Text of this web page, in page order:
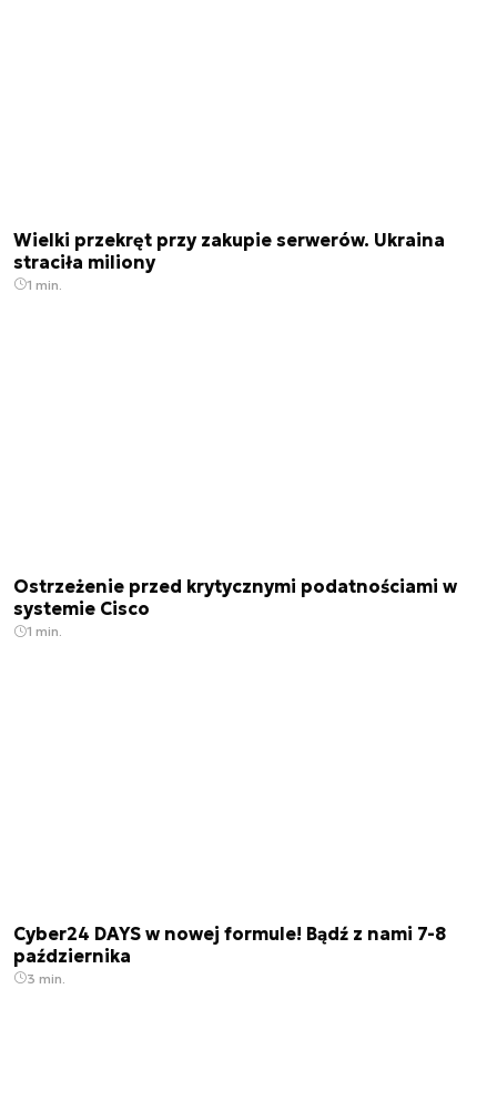
Wielki przekręt przy zakupie serwerów. Ukraina
straciła miliony
1 min.
Ostrzeżenie przed krytycznymi podatnościami w
systemie Cisco
1 min.
Cyber24 DAYS w nowej formule! Bądź z nami 7-8
października
3 min.